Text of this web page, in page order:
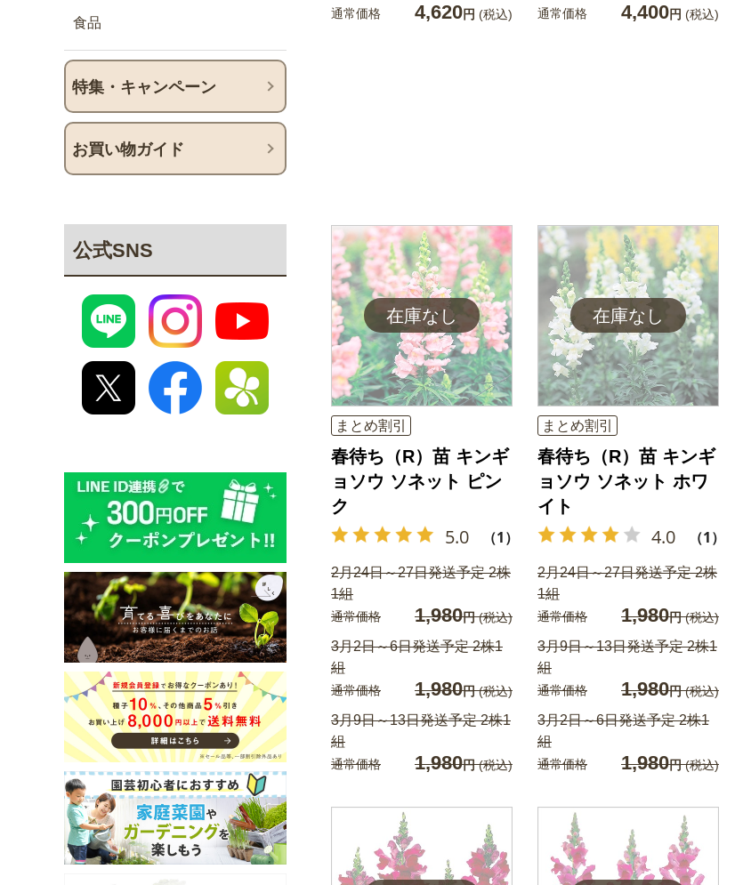
食品
特集・キャンペーン
お買い物ガイド
公式SNS
通常価格 4,620円 (税込) 通常価格 4,400円 (税込)
まとめ割引
春待ち（R）苗 キンギ
ョソウ ソネット ピン
ク
5.0 （1）
2月24日～27日発送予定 2株
1組
通常価格 1,980円(税込)
3月2日～6日発送予定 2株1
組
通常価格 1,980円(税込)
3月9日～13日発送予定 2株1
組
通常価格 1,980円(税込)
まとめ割引
春待ち（R）苗 キンギ
ョソウ ソネット ホワ
イト
4.0 （1）
2月24日～27日発送予定 2株
1組
通常価格 1,980円(税込)
3月9日～13日発送予定 2株1
組
通常価格 1,980円(税込)
3月2日～6日発送予定 2株1
組
通常価格 1,980円(税込)